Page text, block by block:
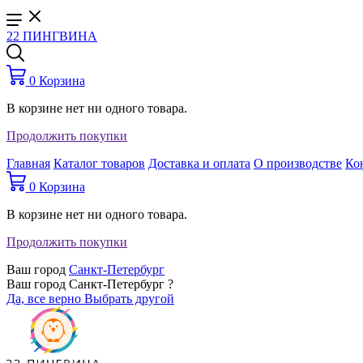
22 ПИНГВИНА
0 Корзина
В корзине нет ни одного товара.
Продолжить покупки
Главная Каталог товаров Доставка и оплата О производстве
0 Корзина
В корзине нет ни одного товара.
Продолжить покупки
Ваш город Санкт-Петербург
Ваш город Санкт-Петербург ?
Да, все верно Выбрать другой